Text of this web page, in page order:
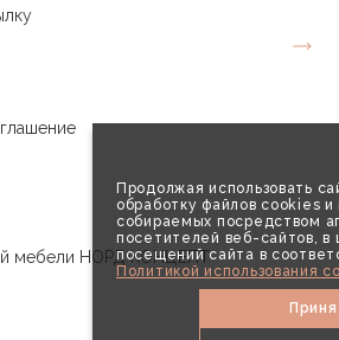
Продолжая использовать
обработку файлов cookies и
собираемых посредством
посетителей веб-сайтов, в
посещений сайта в
Политикой использования
мебели НОРД КОНЦЕПТ